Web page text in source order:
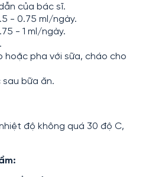
của bác sĩ.
- 0.75 ml/ngày.
- 1 ml/ngày.
pha với sữa, cháo cho
bữa ăn.
độ không quá 30 độ C,